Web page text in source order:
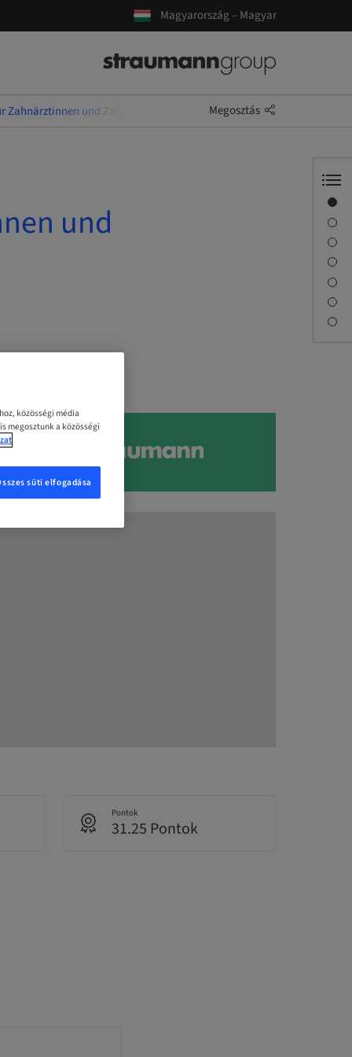
Magyarország – Magyar
Zahnärztinnen und Zahnärzte (14. Df./2027)Megosztás
und
Pontok
31.25 Pontok
közösségi média
megosztunk a közösségi
süti elfogadása